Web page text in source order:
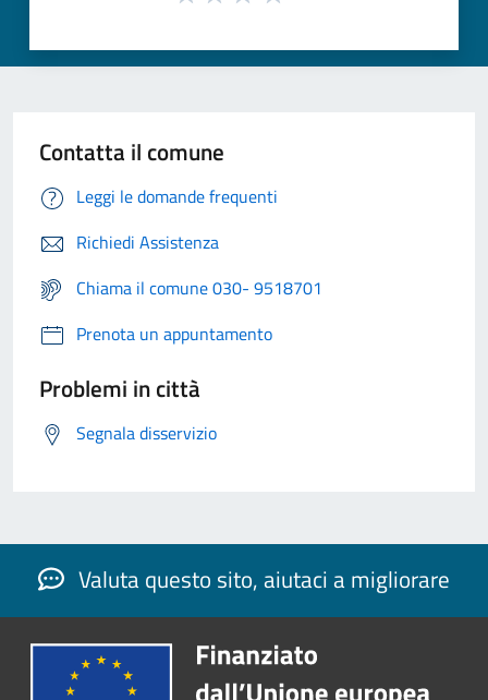
Contatta il comune
Leggi le domande frequenti
Richiedi Assistenza
Chiama il comune 030- 9518701
Prenota un appuntamento
Problemi in città
Segnala disservizio
Valuta questo sito, aiutaci a migliorare